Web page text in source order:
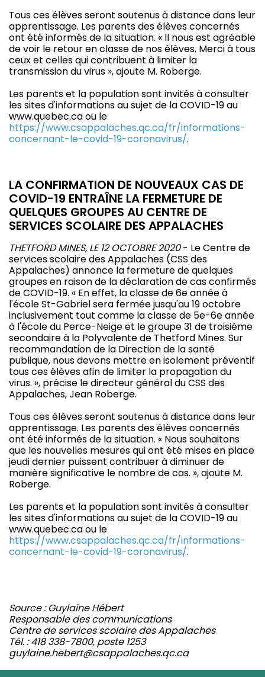
Tous ces élèves seront soutenus à distance dans leur
apprentissage. Les parents des élèves concernés
ont été informés de la situation. « Il nous est agréable
de voir le retour en classe de nos élèves. Merci à tous
ceux et celles qui contribuent à limiter la
transmission du virus », ajoute M. Roberge.
Les parents et la population sont invités à consulter
les sites d'informations au sujet de la COVID-19 au
www.quebec.ca ou le
https://www.csappalaches.qc.ca/fr/informations-
concernant-le-covid-19-coronavirus/.
LA CONFIRMATION DE NOUVEAUX CAS DE
COVID-19 ENTRAÎNE LA FERMETURE DE
QUELQUES GROUPES AU CENTRE DE
SERVICES SCOLAIRE DES APPALACHES
THETFORD MINES, LE 12 OCTOBRE 2020- Le Centre de
services scolaire des Appalaches (CSS des
Appalaches) annonce la fermeture de quelques
groupes en raison de la déclaration de cas confirmés
de COVID-19. « En effet, la classe de 6e année à
l'école St-Gabriel sera fermée jusqu'au 19 octobre
inclusivement tout comme la classe de 5e-6e année
à l'école du Perce-Neige et le groupe 31 de troisième
secondaire à la Polyvalente de Thetford Mines. Sur
recommandation de la Direction de la santé
publique, nous devons mettre en isolement préventif
tous ces élèves afin de limiter la propagation du
virus. », précise le directeur général du CSS des
Appalaches, Jean Roberge.
Tous ces élèves seront soutenus à distance dans leur
apprentissage. Les parents des élèves concernés
ont été informés de la situation. « Nous souhaitons
que les nouvelles mesures qui ont été mises en place
jeudi dernier puissent contribuer à diminuer de
manière significative le nombre de cas. », ajoute M.
Roberge.
Les parents et la population sont invités à consulter
les sites d'informations au sujet de la COVID-19 au
www.quebec.ca ou le
https://www.csappalaches.qc.ca/fr/informations-
concernant-le-covid-19-coronavirus/.
Source : Guylaine Hébert
Responsable des communications
Centre de services scolaire des Appalaches
Tél. : 418 338-7800, poste 1253
guylaine.hebert@csappalaches.qc.ca